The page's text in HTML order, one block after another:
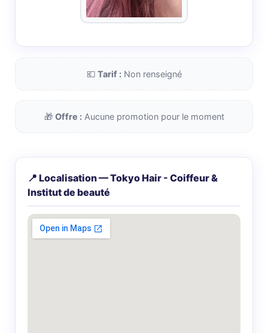
💶 Tarif :Non renseigné
🎁 Offre :Aucune promotion pour le moment
📍 Localisation — Tokyo Hair - Coiffeur &
Institut de beauté